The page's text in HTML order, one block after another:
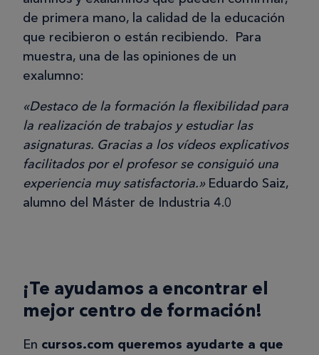
de primera mano, la calidad de la educación
que recibieron o están recibiendo. Para
muestra, una de las opiniones de un
exalumno:
«Destaco de la formación la flexibilidad para
la realización de trabajos y estudiar las
asignaturas. Gracias a los vídeos explicativos
facilitados por el profesor se consiguió una
experiencia muy satisfactoria.» Eduardo Saiz,
alumno del Máster de Industria 4.0
¡Te ayudamos a encontrar el
mejor centro de formación!
En cursos.com queremos ayudarte a que